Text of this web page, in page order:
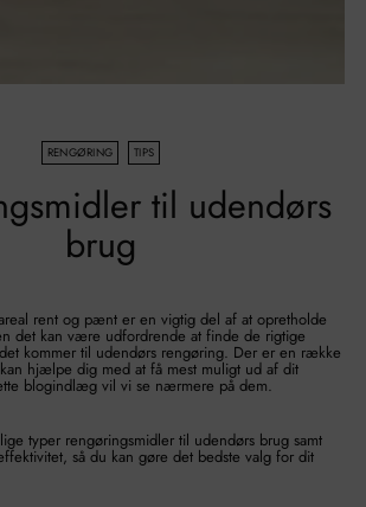
RENGØRING TIPS
til udendørs
brug
rent og pænt er en vigtig del af at opretholde
det kan være udfordrende at finde de rigtige
kommer til udendørs rengøring. Der er en række
hjælpe dig med at få mest muligt ud af dit
blogindlæg vil vi se nærmere på dem.
typer rengøringsmidler til udendørs brug samt
så du kan gøre det bedste valg for dit